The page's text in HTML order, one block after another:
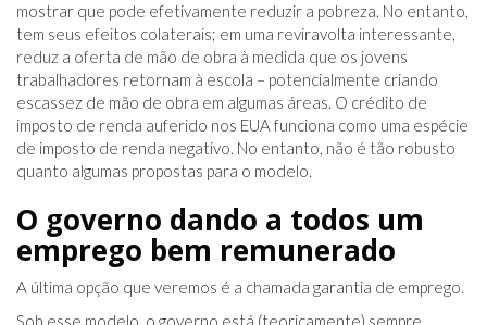
mostrar que pode efetivamente reduzir a pobreza. No entanto,
tem seus efeitos colaterais; em uma reviravolta interessante,
reduz a oferta de mão de obra à medida que os jovens
trabalhadores retornam à escola – potencialmente criando
escassez de mão de obra em algumas áreas. O crédito de
imposto de renda auferido nos EUA funciona como uma espécie
de imposto de renda negativo. No entanto, não é tão robusto
quanto algumas propostas para o modelo.
O governo dando a todos um
emprego bem remunerado
A última opção que veremos é a chamada garantia de emprego.
Sob esse modelo, o governo está (teoricamente) sempre